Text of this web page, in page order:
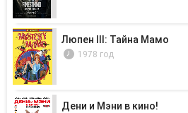
Люпен III: Тайна Мамо
1978 год
Дени и Мэни в кино!